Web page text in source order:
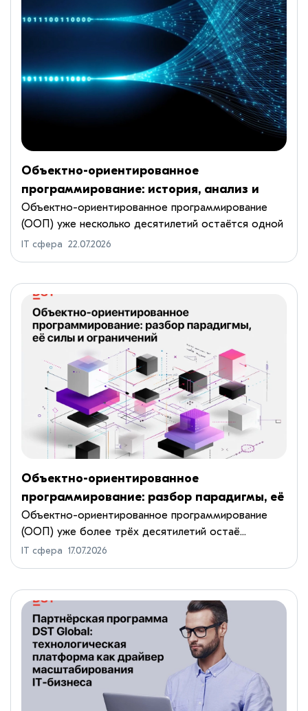
Объектно-ориентированное
программирование: история, анализ и
будущее
Объектно-ориентированное программирование
(ООП) уже несколько десятилетий остаётся одной
из главных парадигм в индустрии. Несмотря на рост
IT сфера 22.07.2026
Объектно-ориентированное
программирование: разбор парадигмы, её
силы и ограничений
Объектно-ориентированное программирование
(ООП) уже более трёх десятилетий остаё...
IT сфера 17.07.2026